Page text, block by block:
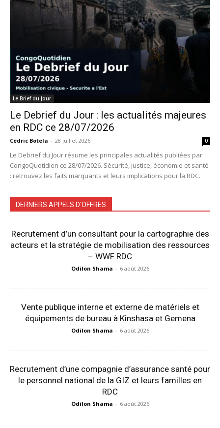
Le Brief du Jour
Le Debrief du Jour : les actualités majeures
en RDC ce 28/07/2026
Cédric Botela - 28 juillet 2026 0
Le Debrief du Jour résume les principales actualités publiées par
CongoQuotidien ce 28/07/2026. Sécurité, justice, économie et santé
: retrouvez les faits marquants et leurs implications pour la RDC.
DERNIERS APPELS D'OFFRES
Recrutement d’un consultant pour la cartographie des
acteurs et la stratégie de mobilisation des ressources
– WWF RDC
Odilon Shama - 6 août 2026
Vente publique interne et externe de matériels et
équipements de bureau à Kinshasa et Gemena
Odilon Shama - 6 août 2026
Recrutement d’une compagnie d’assurance santé pour
le personnel national de la GIZ et leurs familles en
RDC
Odilon Shama - 6 août 2026